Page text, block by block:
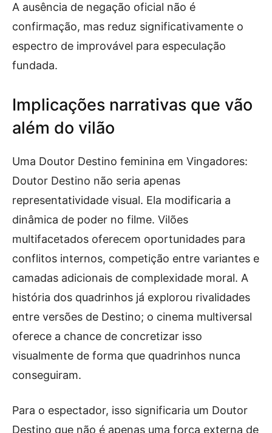
A ausência de negação oficial não é
confirmação, mas reduz significativamente o
espectro de improvável para especulação
fundada.
Implicações narrativas que vão
além do vilão
Uma Doutor Destino feminina em Vingadores:
Doutor Destino não seria apenas
representatividade visual. Ela modificaria a
dinâmica de poder no filme. Vilões
multifacetados oferecem oportunidades para
conflitos internos, competição entre variantes e
camadas adicionais de complexidade moral. A
história dos quadrinhos já explorou rivalidades
entre versões de Destino; o cinema multiversal
oferece a chance de concretizar isso
visualmente de forma que quadrinhos nunca
conseguiram.
Para o espectador, isso significaria um Doutor
Destino que não é apenas uma força externa de